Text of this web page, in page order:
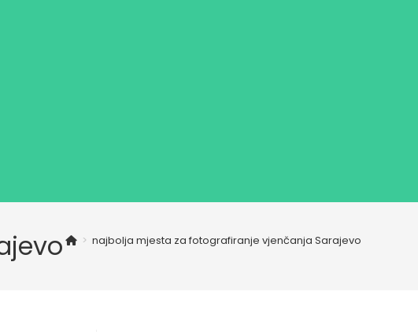
> najbolja mjesta za fotografiranje vjenčanja Sarajevo